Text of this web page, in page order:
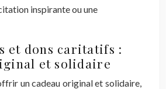
inspirante ou une
et dons caritatifs :
et solidaire
un cadeau original et solidaire,